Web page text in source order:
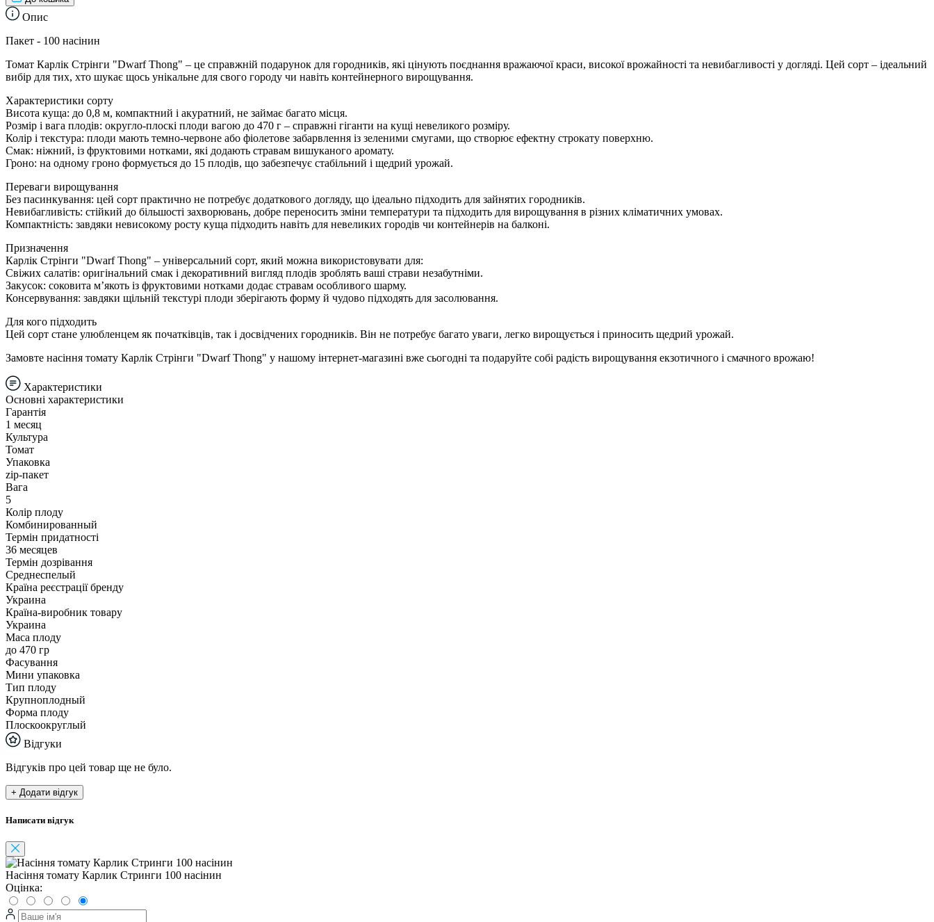
Опис
Пакет - 100 насінин
Томат Карлік Стрінги "Dwarf Thong" – це справжній подарунок для городників, які цінують поєднання вражаючої краси, високої врожайності та невибагливості у догляді. Цей сорт – ідеальний
вибір для тих, хто шукає щось унікальне для свого городу чи навіть контейнерного вирощування.
Характеристики сорту
Висота куща: до 0,8 м, компактний і акуратний, не займає багато місця.
Розмір і вага плодів: округло-плоскі плоди вагою до 470 г – справжні гіганти на кущі невеликого розміру.
Колір і текстура: плоди мають темно-червоне або фіолетове забарвлення із зеленими смугами, що створює ефектну строкату поверхню.
Смак: ніжний, із фруктовими нотками, які додають стравам вишуканого аромату.
Гроно: на одному гроно формується до 15 плодів, що забезпечує стабільний і щедрий урожай.
Переваги вирощування
Без пасинкування: цей сорт практично не потребує додаткового догляду, що ідеально підходить для зайнятих городників.
Невибагливість: стійкий до більшості захворювань, добре переносить зміни температури та підходить для вирощування в різних кліматичних умовах.
Компактність: завдяки невисокому росту куща підходить навіть для невеликих городів чи контейнерів на балконі.
Призначення
Карлік Стрінги "Dwarf Thong" – універсальний сорт, який можна використовувати для:
Свіжих салатів: оригінальний смак і декоративний вигляд плодів зроблять ваші страви незабутніми.
Закусок: соковита м’якоть із фруктовими нотками додає стравам особливого шарму.
Консервування: завдяки щільній текстурі плоди зберігають форму й чудово підходять для засолювання.
Для кого підходить
Цей сорт стане улюбленцем як початківців, так і досвідчених городників. Він не потребує багато уваги, легко вирощується і приносить щедрий урожай.
Замовте насіння томату Карлік Стрінги "Dwarf Thong" у нашому інтернет-магазині вже сьогодні та подаруйте собі радість вирощування екзотичного і смачного врожаю!
Характеристики
Основні характеристики
Гарантія
1 месяц
Культура
Томат
Упаковка
zip-пакет
Вага
5
Колір плоду
Комбинированный
Термін придатності
36 месяцев
Термін дозрівання
Среднеспелый
Країна реєстрації бренду
Украина
Країна-виробник товару
Украина
Маса плоду
до 470 гр
Фасування
Мини упаковка
Тип плоду
Крупноплодный
Форма плоду
Плоскоокруглый
Відгуки
Відгуків про цей товар ще не було.
+ Додати відгук
Написати відгук
Насіння томату Карлик Стринги 100 насінин
Оцінка: